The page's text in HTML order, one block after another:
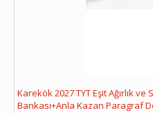
Karekök 2027 TYT Eşit Ağırlık
Bankası+Anla Kazan Paragraf